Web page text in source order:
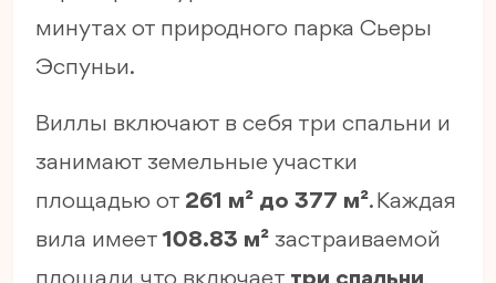
минутах от природного парка Сьеры
Эспуньи.
Виллы включают в себя три спальни и
занимают земельные участки
площадью от 261 м² до 377 м². Каждая
вила имеет 108.83 м² застраиваемой